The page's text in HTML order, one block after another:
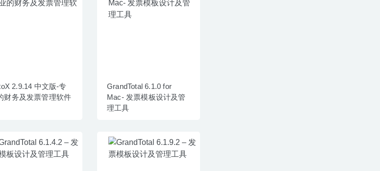
2.9.14 中文版-专
财务及发票管理软件
GrandTotal 6.1.0 for
Mac- 发票模板设计及管
理工具